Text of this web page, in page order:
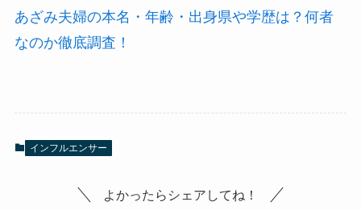
あざみ夫婦の本名・年齢・出身県や学歴は？何者
なのか徹底調査！
インフルエンサー
よかったらシェアしてね！